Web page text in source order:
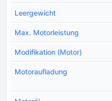
Leergewicht
Max. Motorleistung
Modifikation (Motor)
Motoraufladung